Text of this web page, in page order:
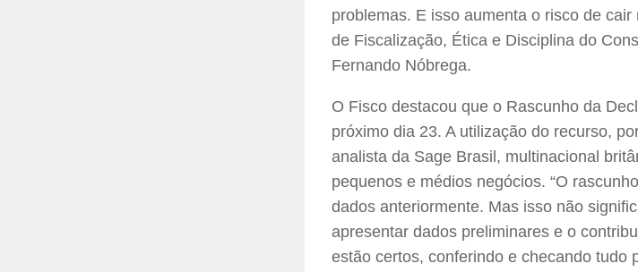
problemas. E isso aumenta o risco de
de Fiscalização, Ética e Disciplina do
Fernando Nóbrega.
O Fisco destacou que o Rascunho da
próximo dia 23. A utilização do recurso,
analista da Sage Brasil, multinacional
pequenos e médios negócios. “O
dados anteriormente. Mas isso não
apresentar dados preliminares e o
estão certos, conferindo e checando tudo